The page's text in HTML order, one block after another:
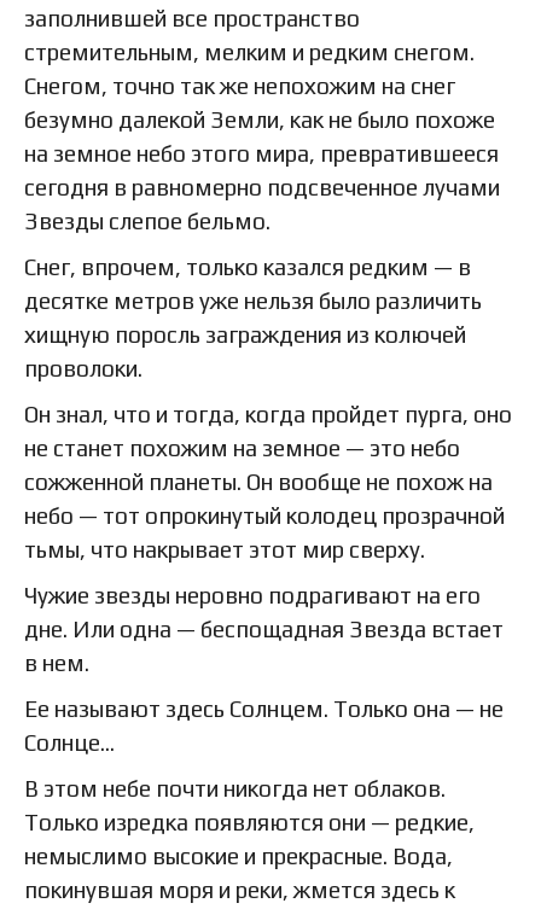
заполнившей все пространство
стремительным, мелким и редким снегом.
Снегом, точно так же непохожим на снег
безумно далекой Земли, как не было похоже
на земное небо этого мира, превратившееся
сегодня в равномерно подсвеченное лучами
Звезды слепое бельмо.
Снег, впрочем, только казался редким — в
десятке метров уже нельзя было различить
хищную поросль заграждения из колючей
проволоки.
Он знал, что и тогда, когда пройдет пурга, оно
не станет похожим на земное — это небо
сожженной планеты. Он вообще не похож на
небо — тот опрокинутый колодец прозрачной
тьмы, что накрывает этот мир сверху.
Чужие звезды неровно подрагивают на его
дне. Или одна — беспощадная Звезда встает
в нем.
Ее называют здесь Солнцем. Только она — не
Солнце...
В этом небе почти никогда нет облаков.
Только изредка появляются они — редкие,
немыслимо высокие и прекрасные. Вода,
покинувшая моря и реки, жмется здесь к